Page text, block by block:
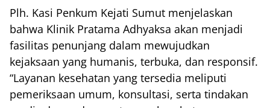
Plh. Kasi Penkum Kejati Sumut menjelaskan
bahwa Klinik Pratama Adhyaksa akan menjadi
fasilitas penunjang dalam mewujudkan
kejaksaan yang humanis, terbuka, dan responsif.
“Layanan kesehatan yang tersedia meliputi
pemeriksaan umum, konsultasi, serta tindakan